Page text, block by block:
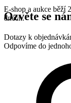
Ozvěte se
Dotazy k
Odpovíme do
E-shop a aukce běží
dnech.